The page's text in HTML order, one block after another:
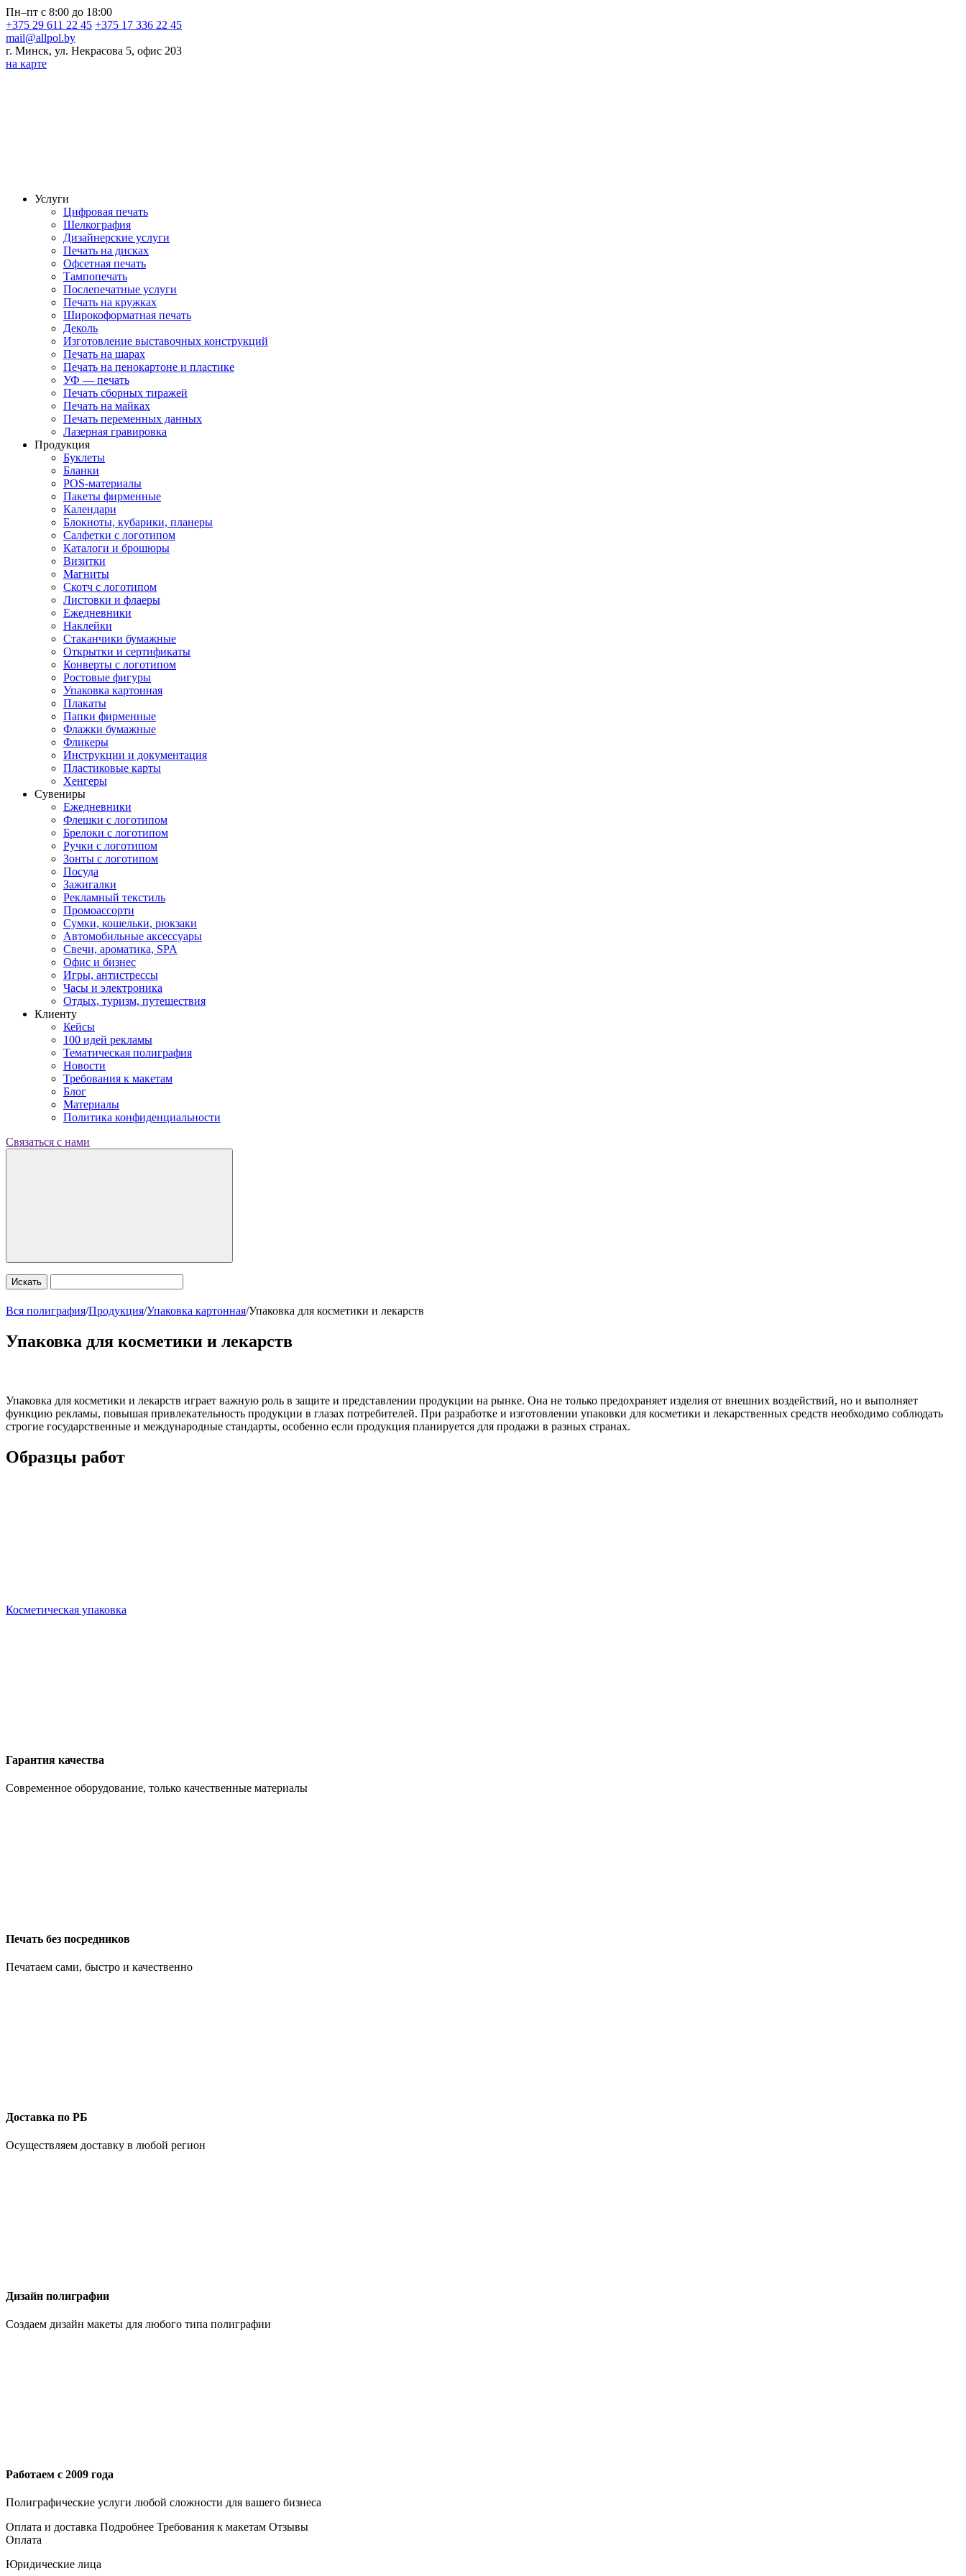
Пн–пт с 8:00 до 18:00
+375 29 611 22 45 +375 17 336 22 45
mail@allpol.by
г. Минск, ул. Некрасова 5, офис 203
на карте
Услуги
Цифровая печать
Шелкография
Дизайнерские услуги
Печать на дисках
Офсетная печать
Тампопечать
Послепечатные услуги
Печать на кружках
Широкоформатная печать
Деколь
Изготовление выставочных конструкций
Печать на шарах
Печать на пенокартоне и пластике
УФ — печать
Печать сборных тиражей
Печать на майках
Печать переменных данных
Лазерная гравировка
Продукция
Буклеты
Бланки
POS-материалы
Пакеты фирменные
Календари
Блокноты, кубарики, планеры
Салфетки с логотипом
Каталоги и брошюры
Визитки
Магниты
Скотч с логотипом
Листовки и флаеры
Ежедневники
Наклейки
Стаканчики бумажные
Открытки и сертификаты
Конверты с логотипом
Ростовые фигуры
Упаковка картонная
Плакаты
Папки фирменные
Флажки бумажные
Фликеры
Инструкции и документация
Пластиковые карты
Хенгеры
Сувениры
Ежедневники
Флешки с логотипом
Брелоки с логотипом
Ручки с логотипом
Зонты с логотипом
Посуда
Зажигалки
Рекламный текстиль
Промоассорти
Сумки, кошельки, рюкзаки
Автомобильные аксессуары
Свечи, ароматика, SPA
Офис и бизнес
Игры, антистрессы
Часы и электроника
Отдых, туризм, путешествия
Клиенту
Кейсы
100 идей рекламы
Тематическая полиграфия
Новости
Требования к макетам
Блог
Материалы
Политика конфиденциальности
Связаться с нами
Искать
Вся полиграфия/Продукция/Упаковка картонная/Упаковка для косметики и лекарств
Упаковка для косметики и лекарств
Упаковка для косметики и лекарств играет важную роль в защите и представлении продукции на рынке. Она не только предохраняет изделия от внешних воздействий, но и выполняет
функцию рекламы, повышая привлекательность продукции в глазах потребителей. При разработке и изготовлении упаковки для косметики и лекарственных средств необходимо соблюдать
строгие государственные и международные стандарты, особенно если продукция планируется для продажи в разных странах.
Образцы работ
Косметическая упаковка
Гарантия качества
Современное оборудование, только качественные материалы
Печать без посредников
Печатаем сами, быстро и качественно
Доставка по РБ
Осуществляем доставку в любой регион
Дизайн полиграфии
Создаем дизайн макеты для любого типа полиграфии
Работаем с 2009 года
Полиграфические услуги любой сложности для вашего бизнеса
Оплата и доставка Подробнее Требования к макетам Отзывы
Оплата
Юридические лица